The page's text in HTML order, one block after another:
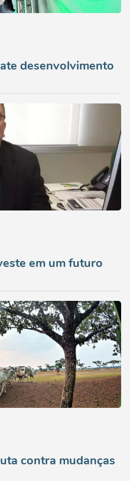
desenvolvimento
em um futuro
contra mudanças